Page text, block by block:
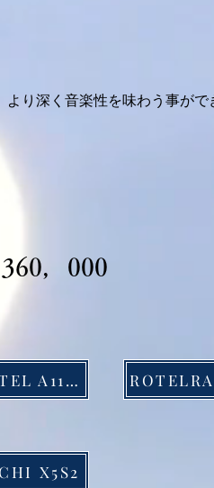
り深く音楽性を味わう事がで
，000
ROTEL A11Ls
X5S2